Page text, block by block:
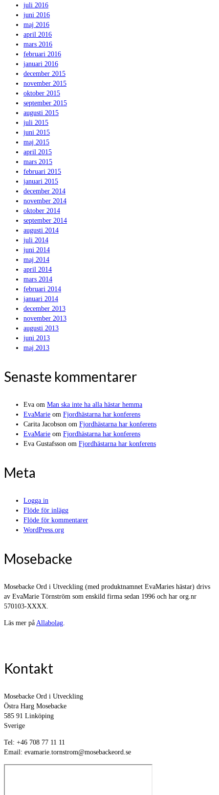
juli 2016
juni 2016
maj 2016
april 2016
mars 2016
februari 2016
januari 2016
december 2015
november 2015
oktober 2015
september 2015
augusti 2015
juli 2015
juni 2015
maj 2015
april 2015
mars 2015
februari 2015
januari 2015
december 2014
november 2014
oktober 2014
september 2014
augusti 2014
juli 2014
juni 2014
maj 2014
april 2014
mars 2014
februari 2014
januari 2014
december 2013
november 2013
augusti 2013
juni 2013
maj 2013
Senaste kommentarer
Eva om Man ska inte ha alla hästar hemma
EvaMarie om Fjordhästarna har konferens
Carita Jacobson om Fjordhästarna har konferens
EvaMarie om Fjordhästarna har konferens
Eva Gustafsson om Fjordhästarna har konferens
Meta
Logga in
Flöde för inlägg
Flöde för kommentarer
WordPress.org
Mosebacke
Mosebacke Ord i Utveckling (med produktnamnet EvaMaries hästar) drivs
av EvaMarie Törnström som enskild firma sedan 1996 och har org.nr
570103-XXXX.
Läs mer på Allabolag.
Kontakt
Mosebacke Ord i Utveckling
Östra Harg Mosebacke
585 91 Linköping
Sverige
Tel: +46 708 77 11 11
Email: evamarie.tornstrom@mosebackeord.se